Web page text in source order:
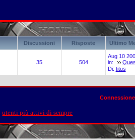
Discussioni Risposte Ultimo
35 504
Aug 10
in:
Di: titus
utenti più attivi di sempre